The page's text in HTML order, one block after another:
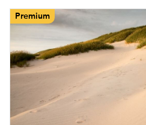
Premium